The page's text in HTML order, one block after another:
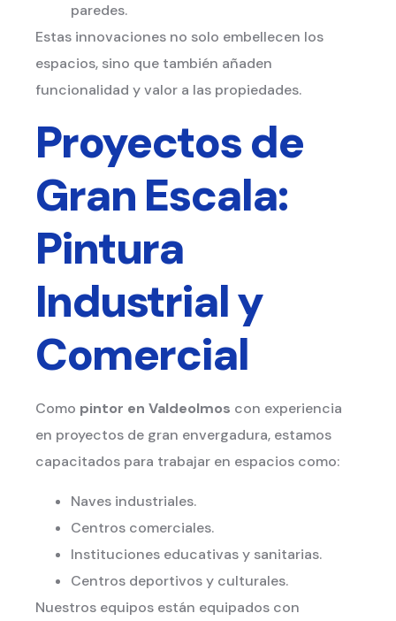
paredes.
Estas innovaciones no solo embellecen los
espacios, sino que también añaden
funcionalidad y valor a las propiedades.
Proyectos de
Gran Escala:
Pintura
Industrial y
Comercial
Como pintor en Valdeolmos con experiencia
en proyectos de gran envergadura, estamos
capacitados para trabajar en espacios como:
Naves industriales.
Centros comerciales.
Instituciones educativas y sanitarias.
Centros deportivos y culturales.
Nuestros equipos están equipados con